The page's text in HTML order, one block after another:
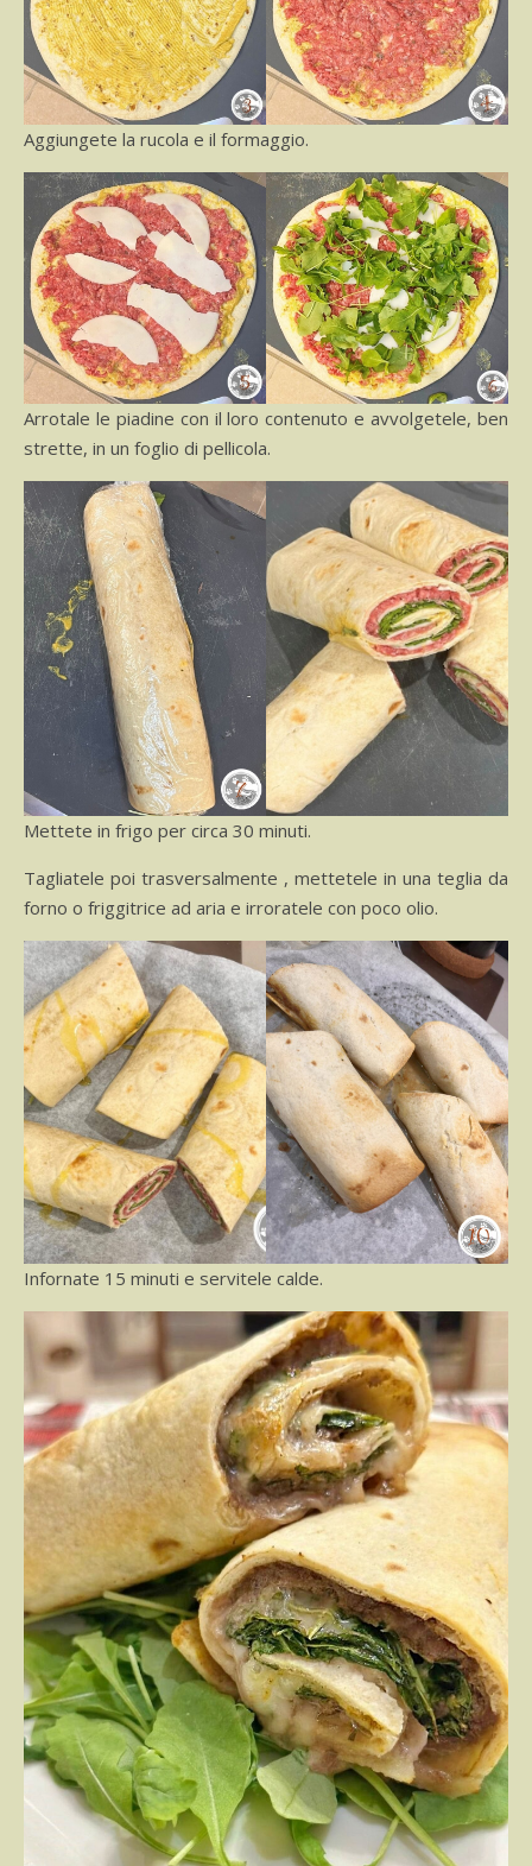
Aggiungete la rucola e il formaggio.
Arrotale le piadine con il loro contenuto e avvolgetele, ben
strette, in un foglio di pellicola.
Mettete in frigo per circa 30 minuti.
Tagliatele poi trasversalmente , mettetele in una teglia da
forno o friggitrice ad aria e irroratele con poco olio.
Infornate 15 minuti e servitele calde.